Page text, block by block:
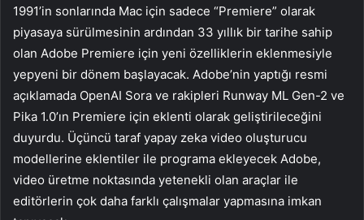
1991’in sonlarında Mac için sadece “Premiere” olarak
piyasaya sürülmesinin ardından 33 yıllık bir tarihe sahip
olan Adobe Premiere için yeni özelliklerin eklenmesiyle
yepyeni bir dönem başlayacak. Adobe’nin yaptığı resmi
açıklamada OpenAI Sora ve rakipleri Runway ML Gen-2 ve
Pika 1.0’ın Premiere için eklenti olarak geliştirileceğini
duyurdu. Üçüncü taraf yapay zeka video oluşturucu
modellerine eklentiler ile programa ekleyecek Adobe,
video üretme noktasında yetenekli olan araçlar ile
editörlerin çok daha farklı çalışmalar yapmasına imkan